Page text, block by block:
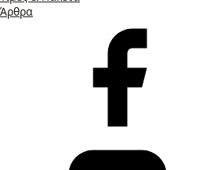
Άρθρα